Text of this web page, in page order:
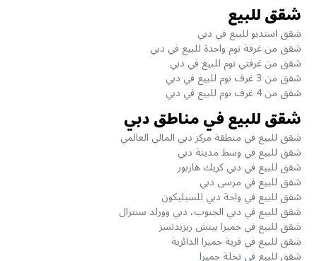
شقق للبيع
شقق استديو للبيع في دبي
شقق من غرفة نوم واحدة للبيع في دبي
شقق من غرفتي نوم للبيع في دبي
شقق من 3 غرف نوم للبيع في دبي
شقق من 4 غرف نوم للبيع في دبي
شقق للبيع في مناطق دبي
شقق للبيع في منطقة مركز دبي المالي العالمي
شقق للبيع في وسط مدينة دبي
شقق للبيع في دبي كريك هاربور
شقق للبيع في مرسى دبي
شقق للبيع في واحة دبي للسيليكون
شقق للبيع في دبي الجنوب، دبي وورلد سنترال
شقق للبيع في جميرا بيتش ريزيدنسز
شقق للبيع في قرية جميرا الدائرية
شقق للبيع في نخلة جميرا